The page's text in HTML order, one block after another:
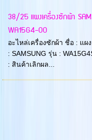
38/25 แผงเครื่องซักผ้า
WA15G4-00
อะไหล่เครื่องซักผ้า ชื่อ : แผ
: SAMSUNG รุ่น :
: สินค้าเลิกผล...